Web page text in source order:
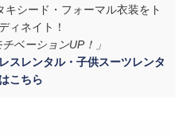
キシード・フォーマル衣装をト
ィネイト！
モチベーションUP！」
スレンタル・子供スーツレンタ
こちら